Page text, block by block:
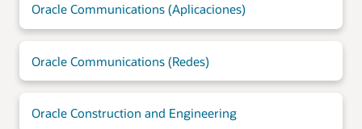
Oracle Communications (Aplicaciones)
Oracle Communications (Redes)
Oracle Construction and Engineering